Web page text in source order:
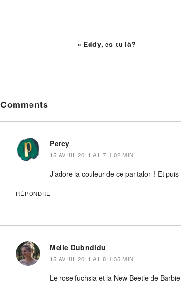
« Eddy, es-tu là?
Interactions
Comments
Percy
15 AVRIL 2011 AT 7 H 02 MIN
J’adore la couleur de ce pantalon ! Et
RÉPONDRE
Melle Dubndidu
15 AVRIL 2011 AT 8 H 35 MIN
Le rose fuchsia et la New Beetle de